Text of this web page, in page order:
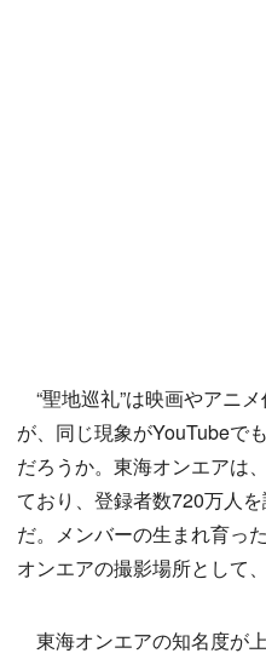
“聖地巡礼”は映画やアニ
が、同じ現象がYouTubeで
だろうか。東海オンエアは
ており、登録者数720万人
だ。メンバーの生まれ育っ
オンエアの撮影場所として
東海オンエアの知名度が